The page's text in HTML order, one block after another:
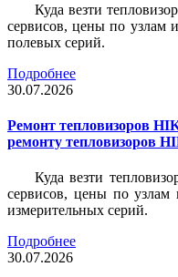
Куда везти
сервисов, цены по узлам
полевых серий.
Подробнее
30.07.2026
Ремонт тепловизоров
ремонту тепловизоров
Куда везти
сервисов, цены по
измерительных серий.
Подробнее
30.07.2026